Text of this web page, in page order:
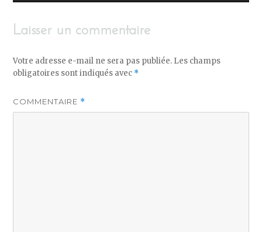
Laisser un commentaire
Votre adresse e-mail ne sera pas publiée. Les champs
obligatoires sont indiqués avec *
COMMENTAIRE *